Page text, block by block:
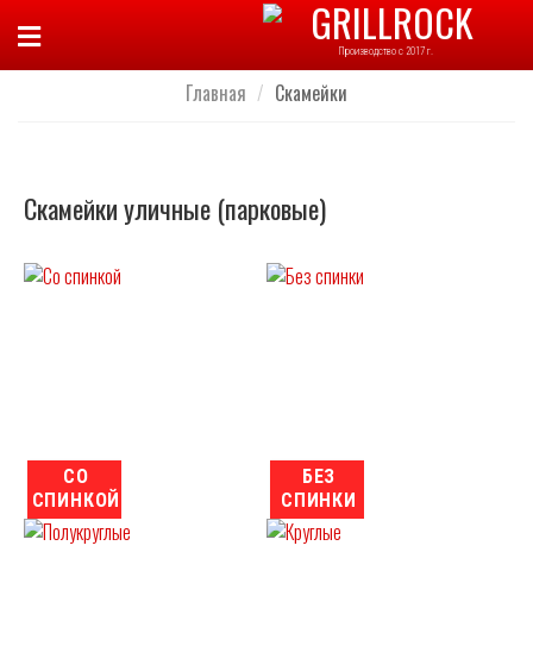
content
Производство с 2017 г.
Главная / Скамейки
Скамейки уличные (парковые)
СО
СПИНКОЙ
БЕЗ
СПИНКИ